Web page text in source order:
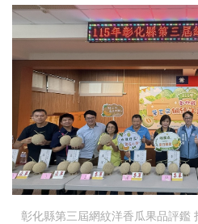
彰化縣第三屆網紋洋香瓜果品評鑑